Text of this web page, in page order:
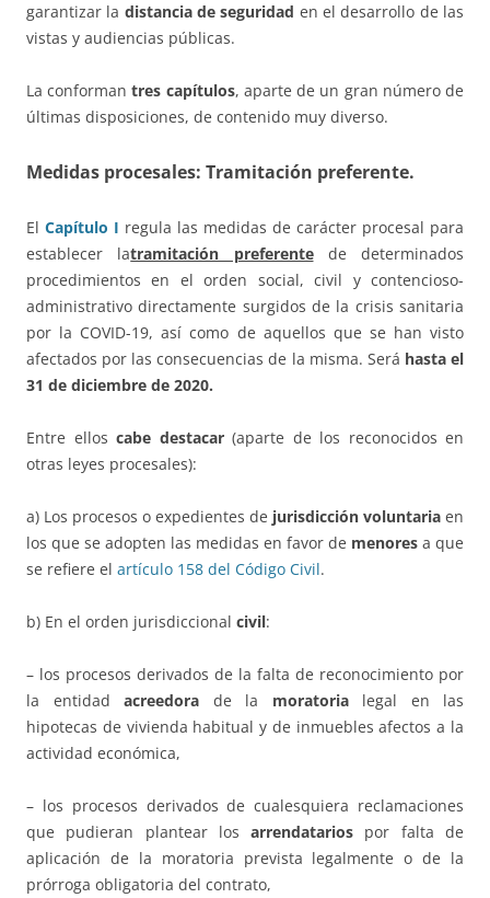
garantizar la distancia de seguridad en el desarrollo de las
vistas y audiencias públicas.
La conformantres capítulos, aparte de un gran número de
últimas disposiciones, de contenido muy diverso.
Medidas procesales: Tramitación preferente.
El Capítulo I regula las medidas de carácter procesal para
establecer latramitación preferentede determinados
procedimientos en el orden social, civil y contencioso-
administrativo directamente surgidos de la crisis sanitaria
por la COVID-19, así como de aquellos que se han visto
afectados por las consecuencias de la misma. Será hasta el
31 de diciembre de 2020.
Entre ellos cabe destacar(aparte de los reconocidos en
otras leyes procesales):
a) Los procesos o expedientes de jurisdicción voluntaria en
los que se adopten las medidas en favor de menores a que
se refiere el artículo 158 del Código Civil.
b) En el orden jurisdiccional civil:
– los procesos derivados de la falta de reconocimiento por
la entidad acreedora de la moratorialegal en las
hipotecas de vivienda habitual y de inmuebles afectos a la
actividad económica,
– los procesos derivados de cualesquiera reclamaciones
que pudieran plantear losarrendatarios por falta de
aplicación de la moratoria prevista legalmente o de la
prórroga obligatoria del contrato,